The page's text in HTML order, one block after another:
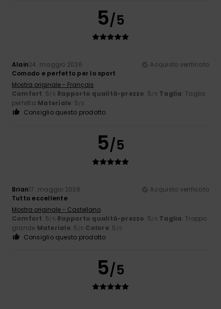
5/5
Alain24. maggio 2026
Acquisto verificato
Comodo e perfetto per lo sport
Mostra originale - Français
Comfort: 5/5 Rapporto qualità-prezzo: 5/5 Taglia: Taglia
perfetta Materiale: 5/5
Consiglio questo prodotto
5/5
Brian17. maggio 2026
Acquisto verificato
Tutto eccellente
Mostra originale - Castellano
Comfort: 5/5 Rapporto qualità-prezzo: 5/5 Taglia: Troppo
grande Materiale: 5 /5 Colore: 5 /5
Consiglio questo prodotto
5/5